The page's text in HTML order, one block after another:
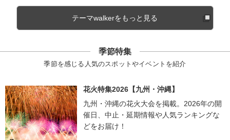
テーマwalkerをもっと見る
季節特集
季節を感じる人気のスポットやイベントを紹介
花火特集2026【九州・沖縄】
九州・沖縄の花火大会を掲載。2026年の開
催日、中止・延期情報や人気ランキングな
どをお届け！